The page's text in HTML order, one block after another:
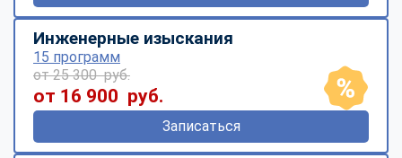
Инженерные изыскания
15 программ
от 25 300 руб.
от 16 900 руб.
Записаться